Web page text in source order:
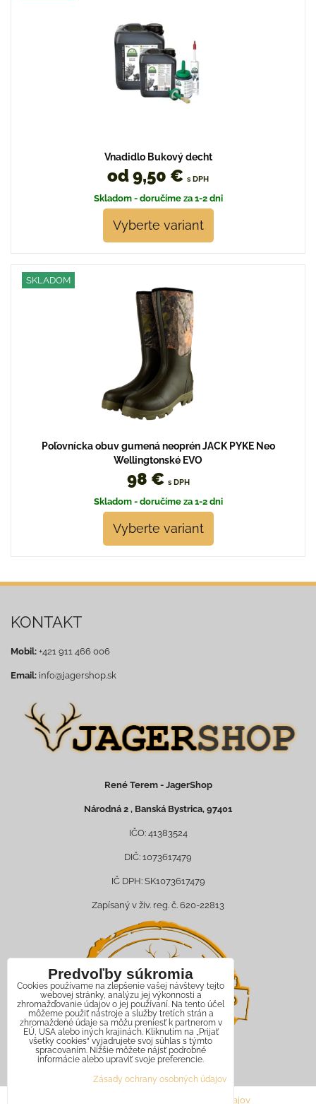
Vnadidlo Bukový decht
od 9,50 € s DPH
Skladom - doručíme za 1-2 dni
Vyberte variant
SKLADOM
Poľovnícka obuv gumená neoprén JACK PYKE Neo
Wellingtonské EVO
98 € s DPH
Skladom - doručíme za 1-2 dni
Vyberte variant
KONTAKT
Mobil: +421 911 466 006
Email: info@jagershop.sk
René Terem - JagerShop
Národná 2 , Banská Bystrica, 97401
IČO: 41383524
DIČ: 1073617479
IČ DPH: SK1073617479
Zapísaný v živ. reg. č. 620-22813
Zásady ochrany osobných údajov
Predvoľby súkromia
Cookies používame na zlepšenie vašej návštevy tejto
webovej stránky, analýzu jej výkonnosti a
zhromažďovanie údajov o jej používaní. Na tento účel
môžeme použiť nástroje a služby tretích strán a
zhromaždené údaje sa môžu preniesť k partnerom v
EÚ, USA alebo iných krajinách. Kliknutím na „Prijať
všetky cookies“ vyjadrujete svoj súhlas s týmto
spracovaním. Nižšie môžete nájsť podrobné
informácie alebo upraviť svoje preferencie.
Zásady ochrany osobných údajov